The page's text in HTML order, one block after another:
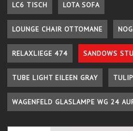
LC6 TISCH LOTA SOFA
LOUNGE CHAIR OTTOMANE
RELAXLIEGE 474 SANDOWS
TUBE LIGHT EILEEN GRAY
WAGENFELD GLASLAMPE WG 24